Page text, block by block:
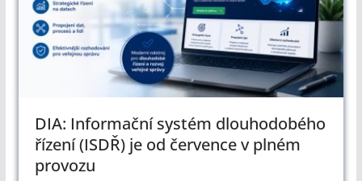
DIA: Informační systém dlouhodobého
řízení (ISDŘ) je od července v plném
provozu